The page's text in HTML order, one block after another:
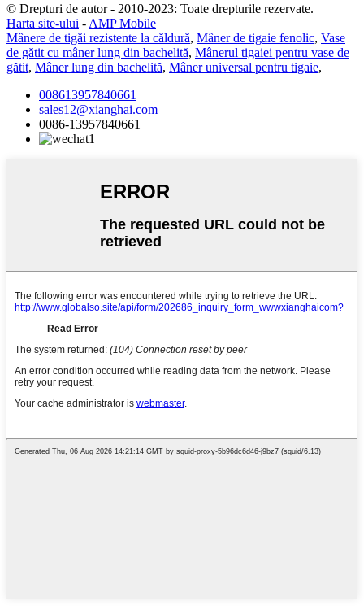
© Drepturi de autor - 2010-2023: Toate drepturile rezervate.
Harta site-ului - AMP Mobile
Mânere de tigăi rezistente la căldură, Mâner de tigaie fenolic, Vase
de gătit cu mâner lung din bachelită, Mânerul tigaiei pentru vase de
gătit, Mâner lung din bachelită, Mâner universal pentru tigaie,
008613957840661
sales12@xianghai.com
0086-13957840661